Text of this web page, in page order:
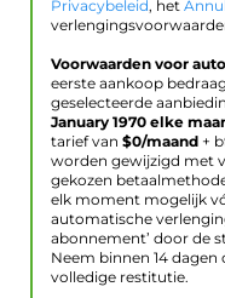
Privacybeleid, het
Voorwaarden voor
eerste aankoop
geselecteerde
January 1970 elke
tarief van $0/maand +
worden gewijzigd met
gekozen
elk moment mogelijk
automatische
abonnement’ door de
Neem binnen 14
volledige restitutie.